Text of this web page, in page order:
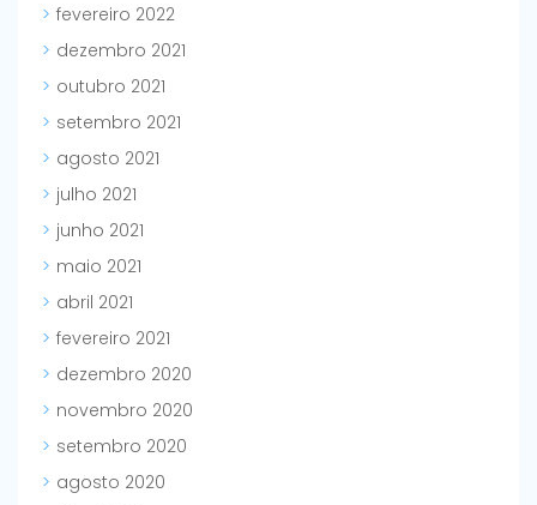
fevereiro 2022
dezembro 2021
outubro 2021
setembro 2021
agosto 2021
julho 2021
junho 2021
maio 2021
abril 2021
fevereiro 2021
dezembro 2020
novembro 2020
setembro 2020
agosto 2020